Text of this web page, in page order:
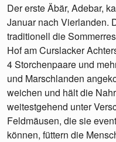
Der erste Äbär, Adebar,
Januar nach Vierlanden.
traditionell die
Hof am Curslacker
4 Storchenpaare und
und Marschlanden
weichen und hält die
weitestgehend unter
Feldmäusen, die sie
können, füttern die